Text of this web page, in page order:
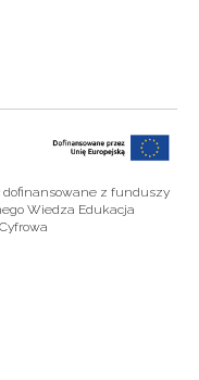
dofinansowane z funduszy
Wiedza Edukacja